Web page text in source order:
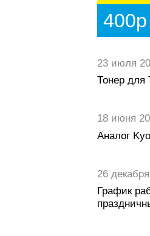
400р
23 июля
Тонер для
18 июня
Аналог
26
График